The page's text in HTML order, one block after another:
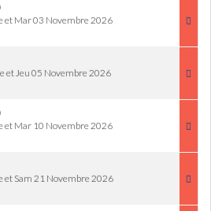
et Mar 03 Novembre 2026
et Jeu 05 Novembre 2026
et Mar 10 Novembre 2026
et Sam 21 Novembre 2026